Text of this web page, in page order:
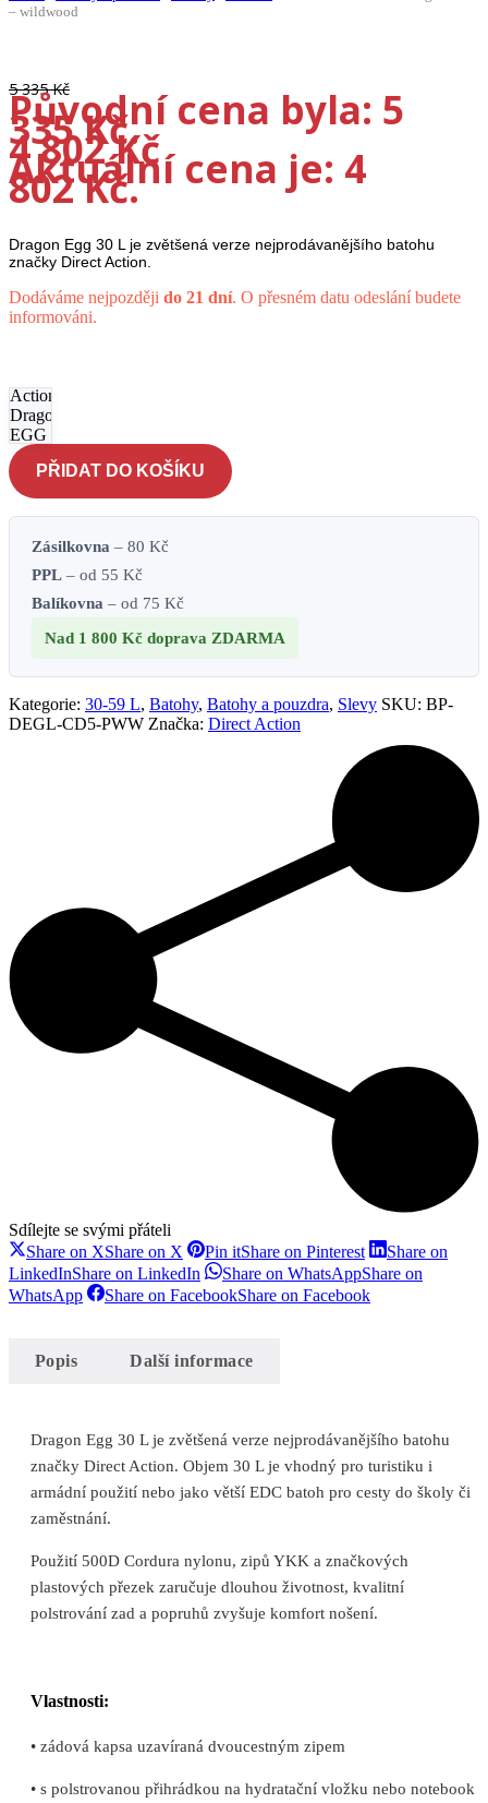
– wildwood
5 335Kč
Původní cena byla: 5
335 Kč.
4 802Kč
Aktuální cena je: 4
802 Kč.
Dragon Egg 30 L je zvětšená verze nejprodávanějšího batohu
značky Direct Action.
Dodáváme nejpozději do 21 dní. O přesném datu odeslání budete
informováni.
Action
Dragon
EGG -
wildwood
množství
PŘIDAT DO KOŠÍKU
Zásilkovna – 80 Kč
PPL – od 55 Kč
Balíkovna – od 75 Kč
Nad 1 800 Kč doprava ZDARMA
Kategorie: 30-59 L, Batohy, Batohy a pouzdra, Slevy SKU: BP-
DEGL-CD5-PWW Značka: Direct Action
Sdílejte se svými přáteli
Share on XShare on X Pin itShare on Pinterest
Share on
LinkedInShare on LinkedIn Share on WhatsAppShare on
WhatsApp
Share on FacebookShare on Facebook
Popis Další informace
Dragon Egg 30 L je zvětšená verze nejprodávanějšího batohu
značky Direct Action. Objem 30 L je vhodný pro turistiku i
armádní použití nebo jako větší EDC batoh pro cesty do školy či
zaměstnání.
Použití 500D Cordura nylonu, zipů YKK a značkových
plastových přezek zaručuje dlouhou životnost, kvalitní
polstrování zad a popruhů zvyšuje komfort nošení.
Vlastnosti:
• zádová kapsa uzavíraná dvoucestným zipem
• s polstrovanou přihrádkou na hydratační vložku nebo notebook